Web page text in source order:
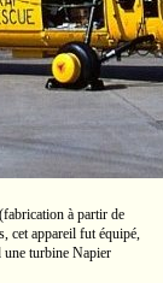
(fabrication à partir de
cet appareil fut équipé,
une turbine Napier